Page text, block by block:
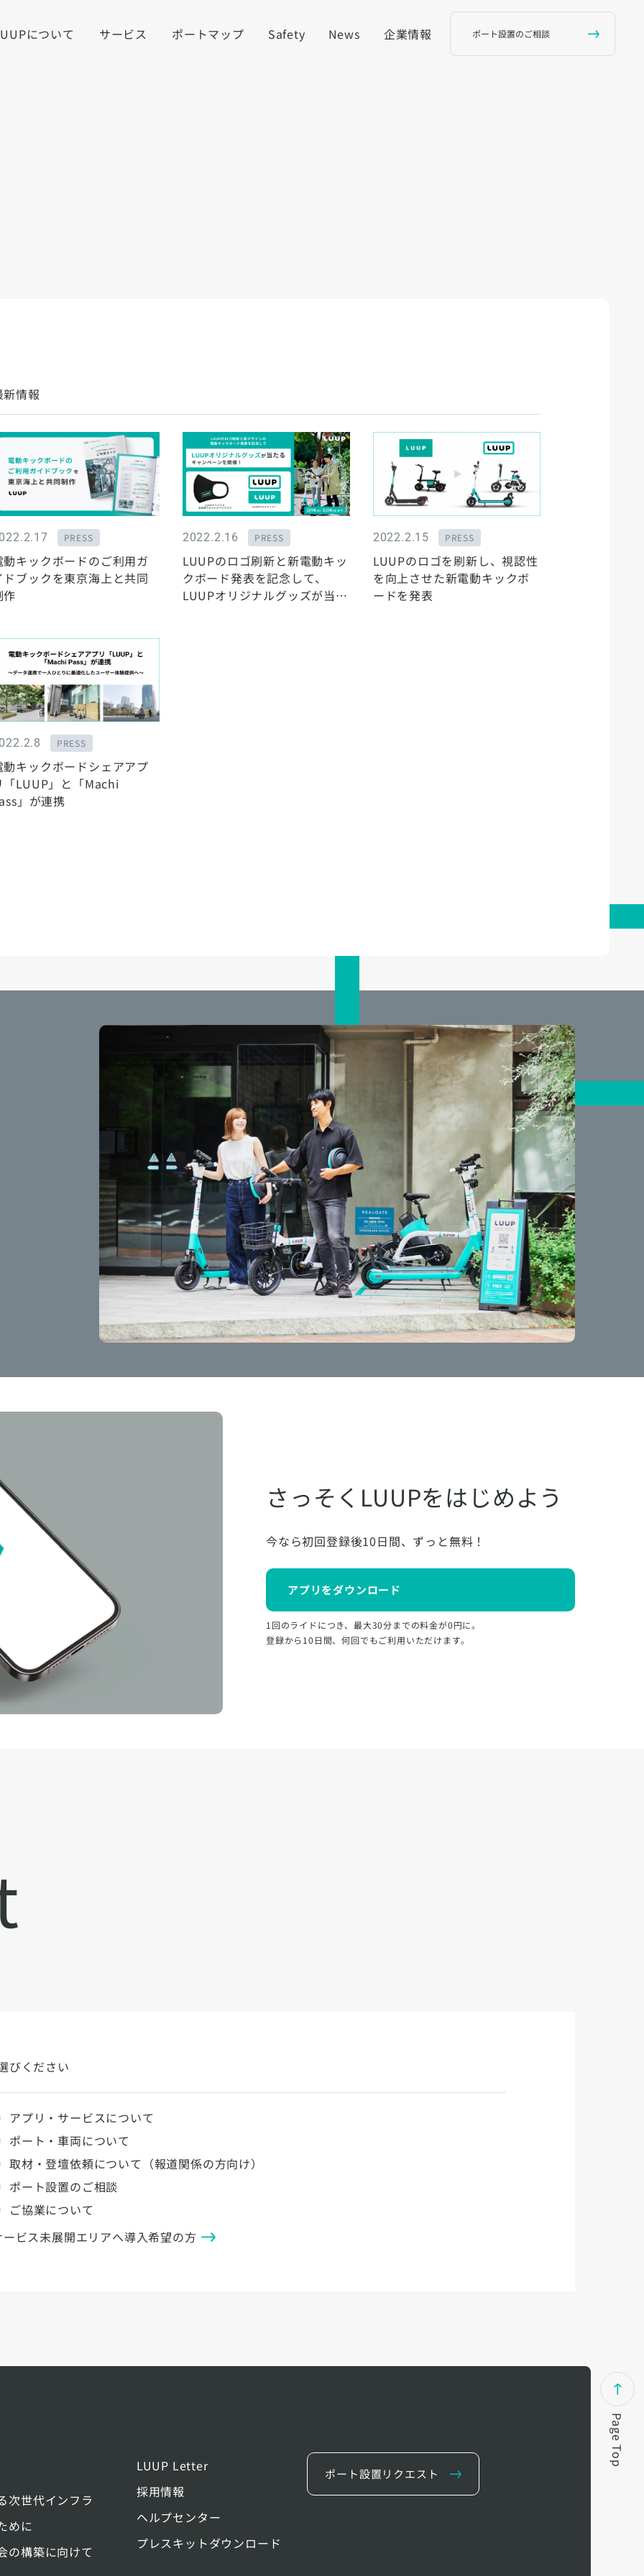
について サービス ポートマップ Safety News 企業情報 ポート設置のご相談
新情報
PRESS
動キックボードのご利用ガ
ドブックを東京海上と共同
作
2022.2.16 PRESS
LUUPのロゴ刷新と新電動キッ
クボード発表を記念して、
LUUPオリジナルグッズが当た
2022.2.15 PRESS
LUUPのロゴを刷新し、視認性
を向上させた新電動キックボ
ードを発表
PRESS
動キックボードシェアアプ
「LUUP」と「Machi
」が連携
さっそくLUUPをはじめよう
今なら初回登録後10日間、ずっと無料！
アプリをダウンロード
1回のライドにつき、最大30分までの料金が0円に。
登録から10日間、何回でもご利用いただけます。
びください
アプリ・サービスについて
ポート・車両について
取材・登壇依頼について（報道関係の方向け）
ポート設置のご相談
ご協業について
ービス未展開エリアへ導入希望の方
次世代インフラ
めに
の構築に向けて
LUUP Letter
採用情報
ヘルプセンター
プレスキットダウンロード
ポート設置リクエスト
Page Top